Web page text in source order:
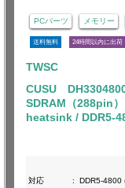
PCパーツ メモリー
送料無料 24時間以内に出荷
TWSC
CUSU
SDRAM（288pin
heatsink / DDR5-
対応
:
DDR5-4800